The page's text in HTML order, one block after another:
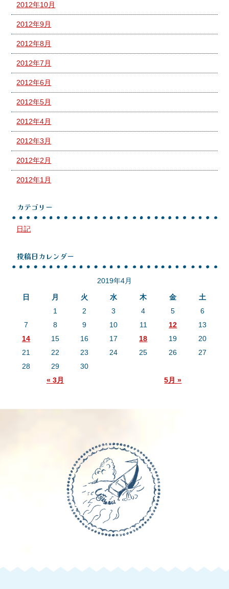
2012年10月
2012年9月
2012年8月
2012年7月
2012年6月
2012年5月
2012年4月
2012年3月
2012年2月
2012年1月
カテゴリー
日記
投稿日カレンダー
2019年4月
日
月 火 水 木 金 土
« 3月 5月 »
1 2 3 4 5
6
7
8 9 10 11 12
13
14
15 16 17 18 19
20
21
22 23 24 25 26
27
28
29 30